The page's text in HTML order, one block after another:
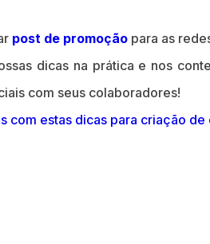
post de promoção para as
dicas na prática e nos
com seus colaboradores!